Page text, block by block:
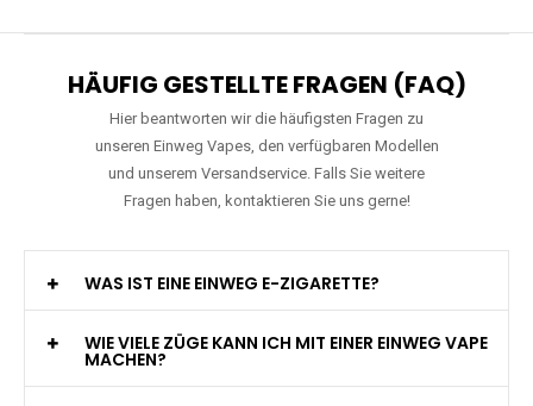
HÄUFIG GESTELLTE FRAGEN (FAQ)
Hier beantworten wir die häufigsten Fragen zu
unseren Einweg Vapes, den verfügbaren Modellen
und unserem Versandservice. Falls Sie weitere
Fragen haben, kontaktieren Sie uns gerne!
WAS IST EINE EINWEG E-ZIGARETTE?
WIE VIELE ZÜGE KANN ICH MIT EINER EINWEG VAPE
MACHEN?